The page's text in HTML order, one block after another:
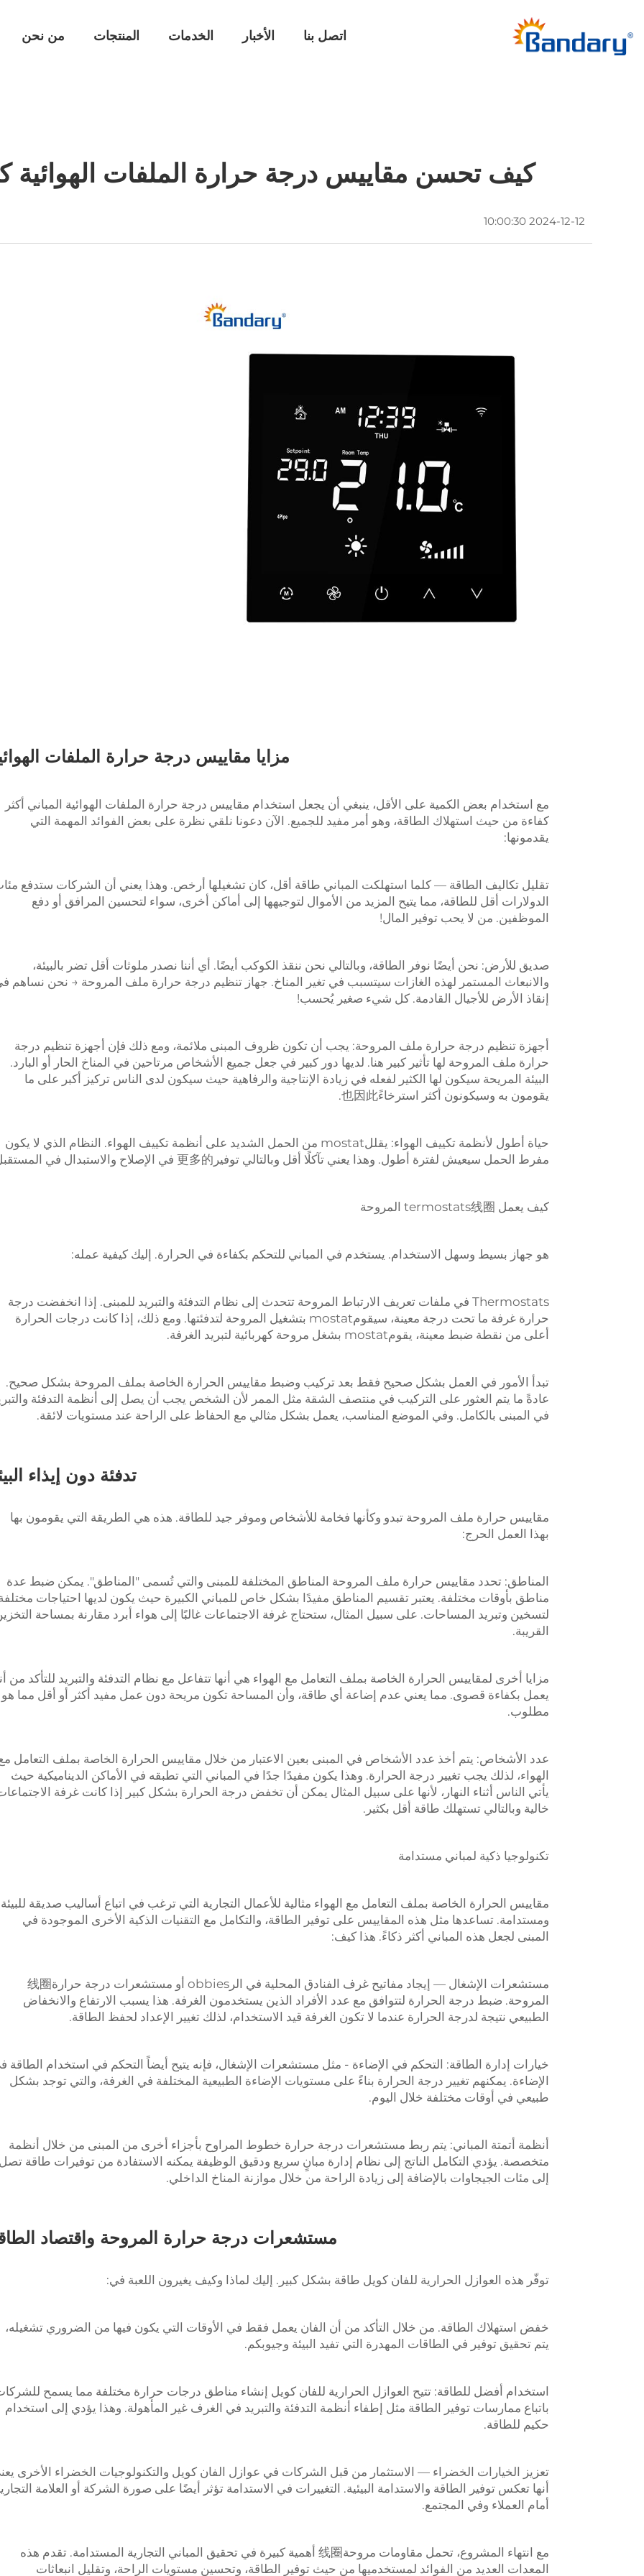
من نحن المنتجات الخدمات الأخبار اتصل بنا
كيف تحسن مقاييس درجة حرارة الملفات الهوائية
2024-12-12 10:00:30
مزايا مقاييس درجة حرارة الملفات
مع استخدام بعض الكمية على الأقل، ينبغي أن يجعل استخدام مقاييس درجة حرارة الملفات الهوائية المباني أكثر
كفاءة من حيث استهلاك الطاقة، وهو أمر مفيد للجميع. الآن دعونا نلقي نظرة على بعض الفوائد المهمة التي
يقدمونها:
تقليل تكاليف الطاقة — كلما استهلكت المباني طاقة أقل، كان تشغيلها أرخص. وهذا يعني أن الشركات ستدفع
الدولارات أقل للطاقة، مما يتيح المزيد من الأموال لتوجيهها إلى أماكن أخرى، سواء لتحسين المرافق أو دفع
الموظفين. من لا يحب توفير المال!
صديق للأرض: نحن أيضًا نوفر الطاقة، وبالتالي نحن ننقذ الكوكب أيضًا. أي أننا نصدر ملوثات أقل تضر بالبيئة،
والانبعاث المستمر لهذه الغازات سيتسبب في تغير المناخ. جهاز تنظيم درجة حرارة ملف المروحة → نحن نساهم
إنقاذ الأرض للأجيال القادمة. كل شيء صغير يُحسب!
أجهزة تنظيم درجة حرارة ملف المروحة: يجب أن تكون ظروف المبنى ملائمة، ومع ذلك فإن أجهزة تنظيم درجة
حرارة ملف المروحة لها تأثير كبير هنا. لديها دور كبير في جعل جميع الأشخاص مرتاحين في المناخ الحار أو البارد.
البيئة المريحة سيكون لها الكثير لفعله في زيادة الإنتاجية والرفاهية حيث سيكون لدى الناس تركيز أكبر على ما
يقومون به وسيكونون أكثر استرخاءً也因此.
حياة أطول لأنظمة تكييف الهواء: يقللmostat من الحمل الشديد على أنظمة تكييف الهواء. النظام الذي لا يكون
مفرط الحمل سيعيش لفترة أطول. وهذا يعني تآكلًا أقل وبالتالي توفير更多的 في الإصلاح والاستبدال في المستقبل.
كيف يعمل termostats线圈 المروحة
هو جهاز بسيط وسهل الاستخدام. يستخدم في المباني للتحكم بكفاءة في الحرارة. إليك كيفية عمله:
Thermostats في ملفات تعريف الارتباط المروحة تتحدث إلى نظام التدفئة والتبريد للمبنى. إذا انخفضت درجة
حرارة غرفة ما تحت درجة معينة، سيقومmostat بتشغيل المروحة لتدفئتها. ومع ذلك، إذا كانت درجات الحرارة
أعلى من نقطة ضبط معينة، يقومmostat بشغل مروحة كهربائية لتبريد الغرفة.
تبدأ الأمور في العمل بشكل صحيح فقط بعد تركيب وضبط مقاييس الحرارة الخاصة بملف المروحة بشكل صحيح.
عادةً ما يتم العثور على التركيب في منتصف الشقة مثل الممر لأن الشخص يجب أن يصل إلى أنظمة التدفئة
في المبنى بالكامل. وفي الموضع المناسب، يعمل بشكل مثالي مع الحفاظ على الراحة عند مستويات لائقة.
تدفئة دون إيذاء
مقاييس حرارة ملف المروحة تبدو وكأنها فخامة للأشخاص وموفر جيد للطاقة. هذه هي الطريقة التي يقومون بها
بهذا العمل الحرج:
المناطق: تحدد مقاييس حرارة ملف المروحة المناطق المختلفة للمبنى والتي تُسمى "المناطق". يمكن ضبط عدة
مناطق بأوقات مختلفة. يعتبر تقسيم المناطق مفيدًا بشكل خاص للمباني الكبيرة حيث يكون لديها احتياجات
لتسخين وتبريد المساحات. على سبيل المثال، ستحتاج غرفة الاجتماعات غالبًا إلى هواء أبرد مقارنة بمساحة
القريبة.
مزايا أخرى لمقاييس الحرارة الخاصة بملف التعامل مع الهواء هي أنها تتفاعل مع نظام التدفئة والتبريد للتأكد من
يعمل بكفاءة قصوى. مما يعني عدم إضاعة أي طاقة، وأن المساحة تكون مريحة دون عمل مفيد أكثر أو أقل مما هو
مطلوب.
عدد الأشخاص: يتم أخذ عدد الأشخاص في المبنى بعين الاعتبار من خلال مقاييس الحرارة الخاصة بملف التعامل
الهواء، لذلك يجب تغيير درجة الحرارة. وهذا يكون مفيدًا جدًا في المباني التي تطبقه في الأماكن الديناميكية حيث
يأتي الناس أثناء النهار، لأنها على سبيل المثال يمكن أن تخفض درجة الحرارة بشكل كبير إذا كانت غرفة
خالية وبالتالي تستهلك طاقة أقل بكثير.
تكنولوجيا ذكية لمباني مستدامة
مقاييس الحرارة الخاصة بملف التعامل مع الهواء مثالية للأعمال التجارية التي ترغب في اتباع أساليب صديقة للبيئة
ومستدامة. تساعدها مثل هذه المقاييس على توفير الطاقة، والتكامل مع التقنيات الذكية الأخرى الموجودة في
المبنى لجعل هذه المباني أكثر ذكاءً. هذا كيف:
مستشعرات الإشغال — إيجاد مفاتيح غرف الفنادق المحلية في الرobbies أو مستشعرات درجة حرارة线圈
المروحة. ضبط درجة الحرارة لتتوافق مع عدد الأفراد الذين يستخدمون الغرفة. هذا يسبب الارتفاع والانخفاض
الطبيعي نتيجة لدرجة الحرارة عندما لا تكون الغرفة قيد الاستخدام، لذلك تغيير الإعداد لحفظ الطاقة.
خيارات إدارة الطاقة: التحكم في الإضاءة - مثل مستشعرات الإشغال، فإنه يتيح أيضاً التحكم في استخدام الطاقة
الإضاءة. يمكنهم تغيير درجة الحرارة بناءً على مستويات الإضاءة الطبيعية المختلفة في الغرفة، والتي توجد بشكل
طبيعي في أوقات مختلفة خلال اليوم.
أنظمة أتمتة المباني: يتم ربط مستشعرات درجة حرارة خطوط المراوح بأجزاء أخرى من المبنى من خلال أنظمة
متخصصة. يؤدي التكامل الناتج إلى نظام إدارة مبانٍ سريع ودقيق الوظيفة يمكنه الاستفادة من توفيرات طاقة
إلى مئات الجيجاوات بالإضافة إلى زيادة الراحة من خلال موازنة المناخ الداخلي.
مستشعرات درجة حرارة المروحة واقتصاد
توفّر هذه العوازل الحرارية للفان كويل طاقة بشكل كبير. إليك لماذا وكيف يغيرون اللعبة في:
خفض استهلاك الطاقة. من خلال التأكد من أن الفان يعمل فقط في الأوقات التي يكون فيها من الضروري تشغيله،
يتم تحقيق توفير في الطاقات المهدرة التي تفيد البيئة وجيوبكم.
استخدام أفضل للطاقة: تتيح العوازل الحرارية للفان كويل إنشاء مناطق درجات حرارة مختلفة مما يسمح
باتباع ممارسات توفير الطاقة مثل إطفاء أنظمة التدفئة والتبريد في الغرف غير المأهولة. وهذا يؤدي إلى استخدام
حكيم للطاقة.
تعزيز الخيارات الخضراء — الاستثمار من قبل الشركات في عوازل الفان كويل والتكنولوجيات الخضراء الأخرى
أنها تعكس توفير الطاقة والاستدامة البيئية. التغييرات في الاستدامة تؤثر أيضًا على صورة الشركة أو العلامة
أمام العملاء وفي المجتمع.
مع انتهاء المشروع، تحمل مقاومات مروحة线圈 أهمية كبيرة في تحقيق المباني التجارية المستدامة. تقدم هذه
المعدات العديد من الفوائد لمستخدميها من حيث توفير الطاقة، وتحسين مستويات الراحة، وتقليل انبعاثات